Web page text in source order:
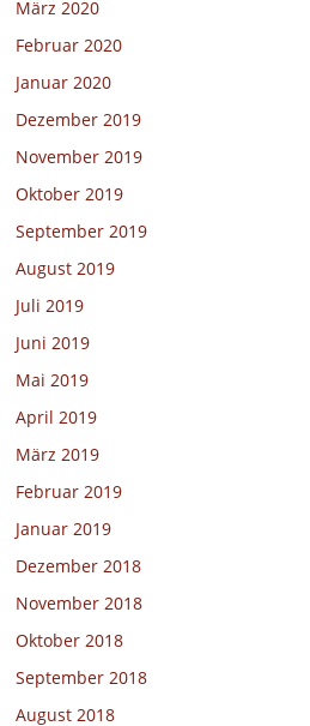
März 2020
Februar 2020
Januar 2020
Dezember 2019
November 2019
Oktober 2019
September 2019
August 2019
Juli 2019
Juni 2019
Mai 2019
April 2019
März 2019
Februar 2019
Januar 2019
Dezember 2018
November 2018
Oktober 2018
September 2018
August 2018